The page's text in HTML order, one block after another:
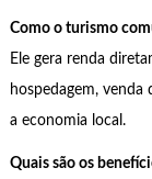
Como o turismo
Ele gera renda
hospedagem,
a economia local.
Quais são os